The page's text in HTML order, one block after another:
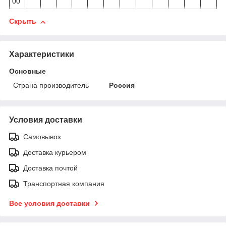
Скрыть
Характеристики
Основные
Страна производитель
Россия
Условия доставки
Самовывоз
Доставка курьером
Доставка почтой
Транспортная компания
Все условия доставки